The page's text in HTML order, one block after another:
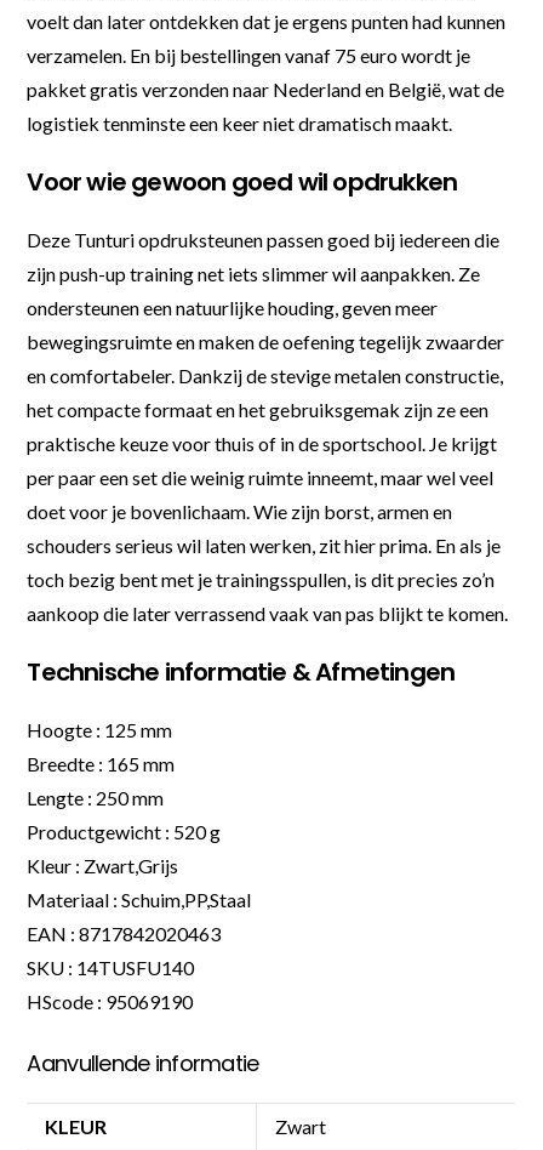
voelt dan later ontdekken dat je ergens punten had kunnen
verzamelen. En bij bestellingen vanaf 75 euro wordt je
pakket gratis verzonden naar Nederland en België, wat de
logistiek tenminste een keer niet dramatisch maakt.
Voor wie gewoon goed wil opdrukken
Deze Tunturi opdruksteunen passen goed bij iedereen die
zijn push-up training net iets slimmer wil aanpakken. Ze
ondersteunen een natuurlijke houding, geven meer
bewegingsruimte en maken de oefening tegelijk zwaarder
en comfortabeler. Dankzij de stevige metalen constructie,
het compacte formaat en het gebruiksgemak zijn ze een
praktische keuze voor thuis of in de sportschool. Je krijgt
per paar een set die weinig ruimte inneemt, maar wel veel
doet voor je bovenlichaam. Wie zijn borst, armen en
schouders serieus wil laten werken, zit hier prima. En als je
toch bezig bent met je trainingsspullen, is dit precies zo’n
aankoop die later verrassend vaak van pas blijkt te komen.
Technische informatie & Afmetingen
Hoogte : 125 mm
Breedte : 165 mm
Lengte : 250 mm
Productgewicht : 520 g
Kleur : Zwart,Grijs
Materiaal : Schuim,PP,Staal
EAN : 8717842020463
SKU : 14TUSFU140
HScode : 95069190
Aanvullende informatie
KLEUR Zwart